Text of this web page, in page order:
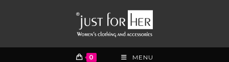
0 MENU